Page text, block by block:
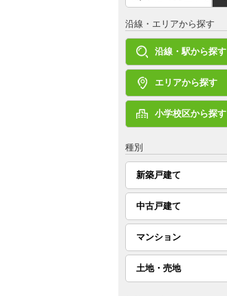
沿線・エリアから探す
沿線・駅から探す
エリアから探す
小学校区から探す
種別
新築戸建て
中古戸建て
マンション
土地・売地